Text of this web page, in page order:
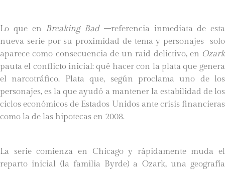
Lo que en Breaking Bad–referencia inmediata de esta
nueva serie por su proximidad de tema y personajes- solo
aparece como consecuencia de un raid delictivo, en Ozark
pauta el conflicto inicial: qué hacer con la plata que genera
el narcotráfico. Plata que, según proclama uno de los
personajes, es la que ayudó a mantener la estabilidad de los
ciclos económicos de Estados Unidos ante crisis financieras
como la de las hipotecas en 2008.
La serie comienza en Chicago y rápidamente muda el
reparto inicial (la familia Byrde) a Ozark, una geografía